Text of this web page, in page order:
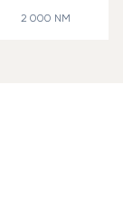
2 000 NM